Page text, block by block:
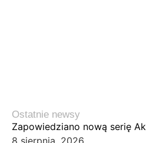
Ostatnie newsy
Zapowiedziano nową serię